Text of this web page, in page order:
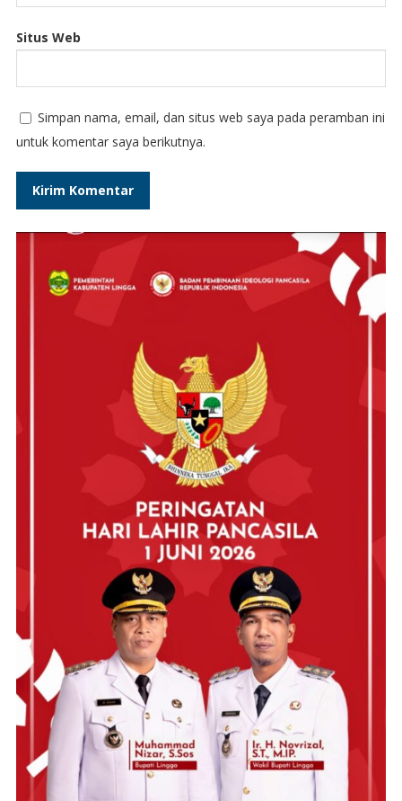
Situs Web
Simpan nama, email, dan situs web saya pada peramban ini
untuk komentar saya berikutnya.